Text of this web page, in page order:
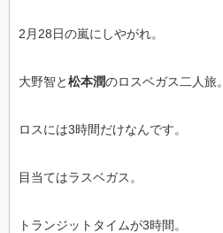
2月28日の嵐にしやがれ。
大野智と松本潤のロスベガス二人旅。
ロスには3時間だけなんです。
目当てはラスベガス。
トランジットタイムが3時間。